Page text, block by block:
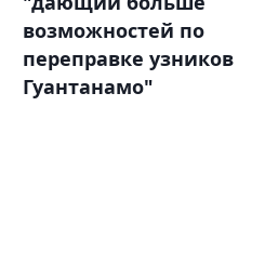
возможностей по
переправке узников
Гуантанамо"